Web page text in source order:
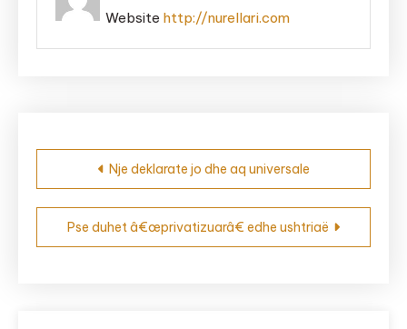
Website http://nurellari.com
Post
navigation
Nje deklarate jo dhe aq universale
Pse duhet â€œprivatizuarâ€ edhe ushtriaë